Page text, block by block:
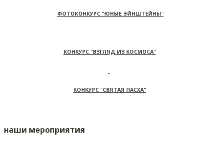
ФОТОКОНКУРС "ЮНЫЕ ЭЙНШТЕЙНЫ"
КОНКУРС "ВЗГЛЯД ИЗ КОСМОСА"
КОНКУРС "СВЯТАЯ ПАСХА"
наши мероприятия